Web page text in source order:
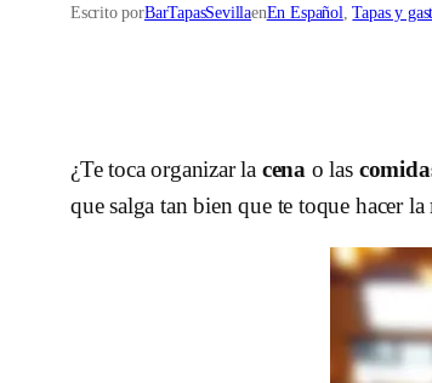
Escrito porBarTapasSevillaenEn Español , Tapas y
¿Te toca organizar la cena o las
que salga tan bien que te toque hacer la